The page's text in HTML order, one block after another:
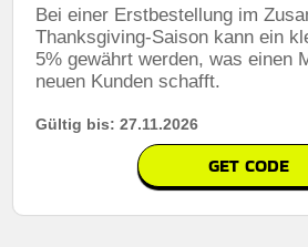
Bei einer Erstbestellung im
Thanksgiving-Saison kann ein
5% gewährt werden, was einen
neuen Kunden schafft.
Gültig bis: 27.11.2026
GET CODE